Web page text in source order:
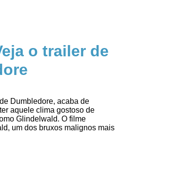
o trailer de
Dumbledore, acaba de
aquele clima gostoso de
Glindelwald. O filme
um dos bruxos malignos mais